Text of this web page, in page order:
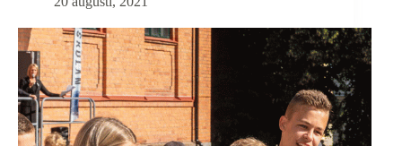
nya
och
gamla
elever
på
Europaskolan
Strängnäs